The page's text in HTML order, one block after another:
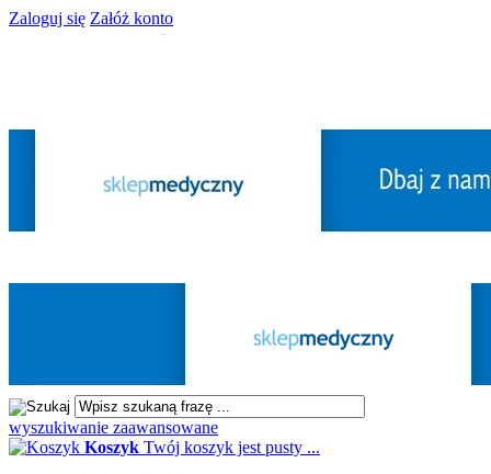
Zaloguj się Załóż konto
wyszukiwanie zaawansowane
Koszyk Twój koszyk jest pusty ...